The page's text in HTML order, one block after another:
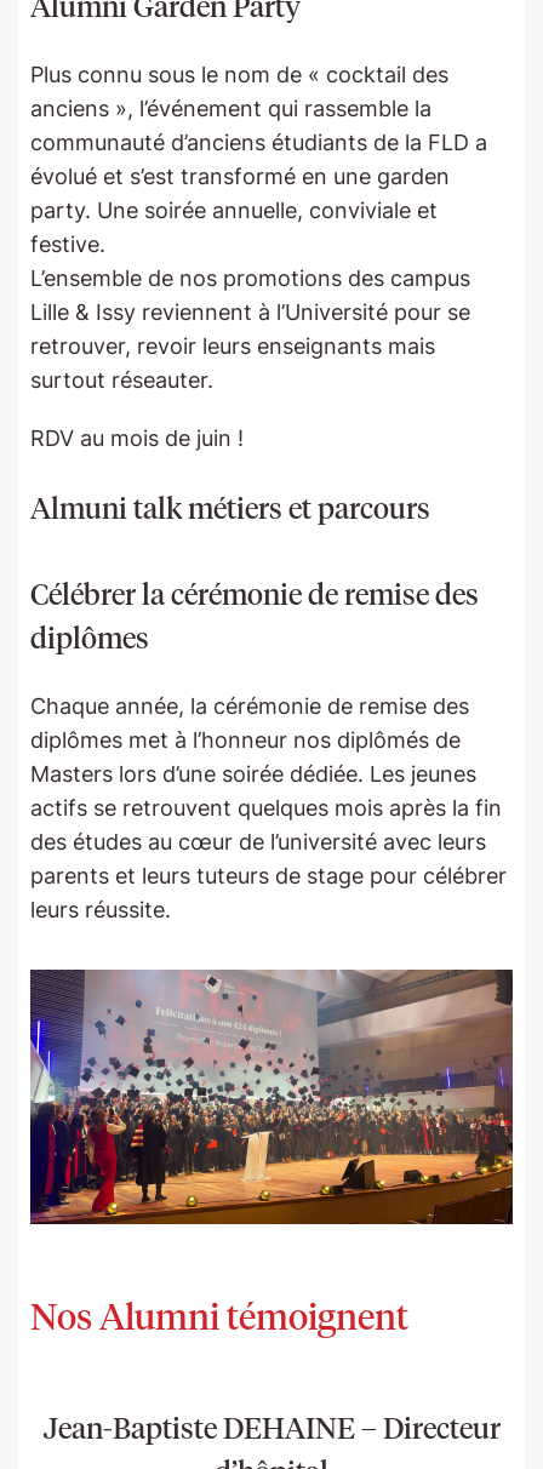
Plus connu sous le nom de « cocktail des
anciens », l’événement qui rassemble la
communauté d’anciens étudiants de la FLD a
évolué et s’est transformé en une garden
party. Une soirée annuelle, conviviale et
festive.
L’ensemble de nos promotions des campus
Lille & Issy reviennent à l’Université pour se
retrouver, revoir leurs enseignants mais
surtout réseauter.
RDV au mois de juin !
Almuni talk métiers et parcours
Célébrer la cérémonie de remise des
diplômes
Chaque année, la cérémonie de remise des
diplômes met à l’honneur nos diplômés de
Masters lors d’une soirée dédiée. Les jeunes
actifs se retrouvent quelques mois après la fin
des études au cœur de l’université avec leurs
parents et leurs tuteurs de stage pour célébrer
leurs réussite.
Nos Alumni témoignent
Jean-Baptiste DEHAINE – Directeur